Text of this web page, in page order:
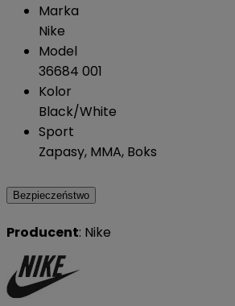
Marka
Nike
Model
36684 001
Kolor
Black/White
Sport
Zapasy, MMA, Boks
Bezpieczeństwo
Producent: Nike